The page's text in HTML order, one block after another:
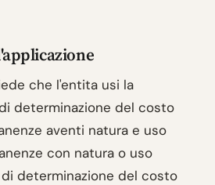
che l'entita usi la
determinazione del costo
aventi natura e uso
con natura o uso
determinazione del costo